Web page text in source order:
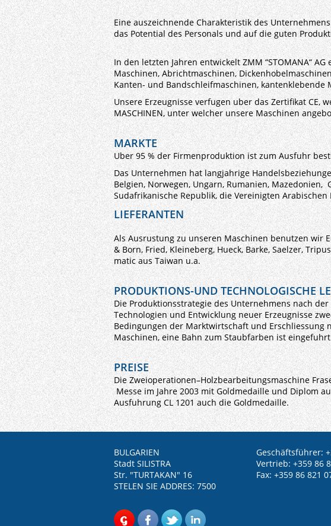
Eine auszeichnende Charakteristik des
das Potential des Personals und auf die guten
In den letzten Jahren entwickelt ZMM “STOMANA“
Maschinen, Abrichtmaschinen,
Kanten- und Bandschleifmaschinen, kantenklebende
Unsere Erzeugnisse verfugen uber das Zertifikat CE,
MASCHINEN, unter welcher unsere Maschinen
MARKTE
Uber 95 % der Firmenproduktion ist zum Ausfuhr
Das Unternehmen hat langjahrige
Belgien, Norwegen, Ungarn, Rumanien, Mazedonien,
Sudafrikanische Republik, die Vereinigten
LIEFERANTEN
Als Ausrustung zu unseren Maschinen benutzen wir
& Born, Fried, Kleineberg, Hueck, Barke, Saelzer,
matic aus Taiwan u.a.
PRODUKTIONS-UND TECHNOLOGISCHE
Die Produktionsstrategie des Unternehmens nach
Technologien und Entwicklung neuer Erzeugnisse
Bedingungen der Marktwirtschaft und Erschliessung
Maschinen, eine Bahn zum Staubfarben ist
PREISE
Die Zweioperationen–Holzbearbeitungsmaschine
Messe im Jahre 2003 mit Goldmedaille und Diplom
Ausfuhrung CL 1201 auch die Goldmedaille.
BULGARIEN
Stadt SILISTRA
Str. "TURTAKAN" 16
STELEN SIE ADDRES: 7500
Geschäftsführer:
Vertrieb: +359 86
Fax: +359 86 821